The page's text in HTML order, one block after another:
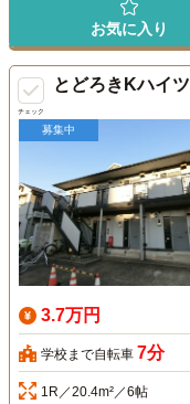
お気に入り
チェック
とどろきKハイツ
募集中
3.7万円
学校まで自転車 7分
1R／20.4m²／6帖